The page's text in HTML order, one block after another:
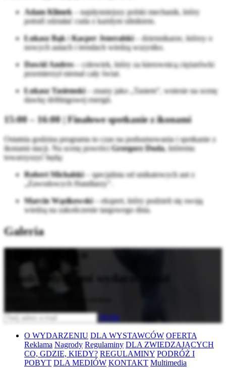
Adam Klimek– najsłynniejszy polski mechanik, który
potrafi zdziałać cuda z każdym silnikiem.
Łukasz BąkiKacper Jeneralski– dziennikarze, którzy o
nowych autach i trendach wiedzą wszystko.
Dawid Andres– człowiek, który za kierownicą ciężarówki
przemierzył niemal cały świat.
Łukasz Tasiemski– znany jako „Tasiem”, wniesie na scenę
dawkę driftingowej energii.
15:00 – 16:00 | Finałowe spotkanie z ikonami
Ostatnia godzina programu to czas na podsumowania i spotkanie z
ikonami stacji. Na scenę powróciGrzegorz Duda, któremu
towarzyszyć będą:
Robert Michalski– specjalista od unikatowych aut z
„Zawodowych Handlarzy”.
Marcin Wąsikowski– ekspert, który podzieli się swoją
wiedzą na zakończenie targowego dnia.
Galeria
Bądź na bieżąco
z nadchodzącymi wydarzeniami
Wyślij
O WYDARZENIU DLA WYSTAWCÓW OFERTA
Reklama Nagrody Regulaminy DLA ZWIEDZAJĄCYCH
CO, GDZIE, KIEDY? REGULAMINY PODRÓŻ I
POBYT DLA MEDIÓW KONTAKT Multimedia